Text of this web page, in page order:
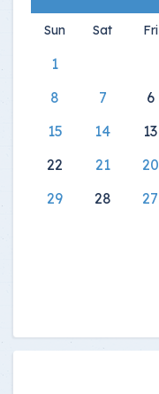
Fri
Sat
Sun
1
6
7
8
13
14
15
20
21
22
27
28
29